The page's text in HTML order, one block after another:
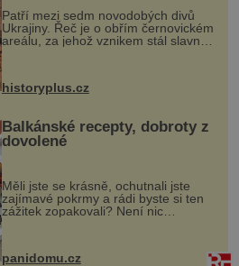
Patří mezi sedm novodobých divů
Ukrajiny. Řeč je o obřím černovickém
areálu, za jehož vznikem stál slavný
český architekt Josef Hlávka. Ten si
na něm dal mimořádně záležet. Jeho
historyplus.cz
Balkánské recepty, dobroty z
dovolené
Měli jste se krásně, ochutnali jste
zajímavé pokrmy a rádi byste si ten
zážitek zopakovali? Není nic
snazšího. Pljeskavica (10 porcí)
Možná jste ji ochutnali na dovolené v
panidomu.cz